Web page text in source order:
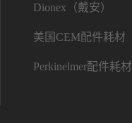
Dionex（戴安）
美国CEM配件耗材
Perkinelmer配件耗材